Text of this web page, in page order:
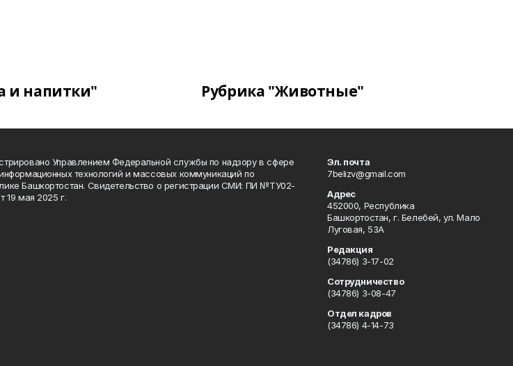
и напитки" Рубрика "Животные"
Управлением Федеральной службы по надзору в сфере
технологий и массовых коммуникаций по
Башкортостан. Свидетельство о регистрации СМИ: ПИ №ТУ02-
19 мая 2025 г.
Эл. почта
7belizv@gmail.com
Адрес
452000, Республика
Башкортостан, г. Белебей, ул. Мало
Луговая, 53А
Редакция
(34786) 3-17-02
Сотрудничество
(34786) 3-08-47
Отдел кадров
(34786) 4-14-73